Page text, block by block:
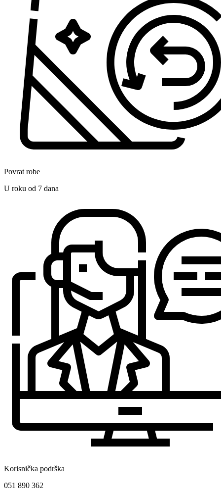
Povrat robe
U roku od 7 dana
Korisnička podrška
051 890 362